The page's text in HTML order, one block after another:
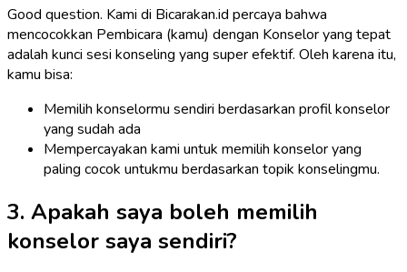
Good question. Kami di Bicarakan.id percaya bahwa
mencocokkan Pembicara (kamu) dengan Konselor yang tepat
adalah kunci sesi konseling yang super efektif. Oleh karena itu,
kamu bisa:
Memilih konselormu sendiri berdasarkan profil konselor
yang sudah ada
Mempercayakan kami untuk memilih konselor yang
paling cocok untukmu berdasarkan topik konselingmu.
3. Apakah saya boleh memilih
konselor saya sendiri?